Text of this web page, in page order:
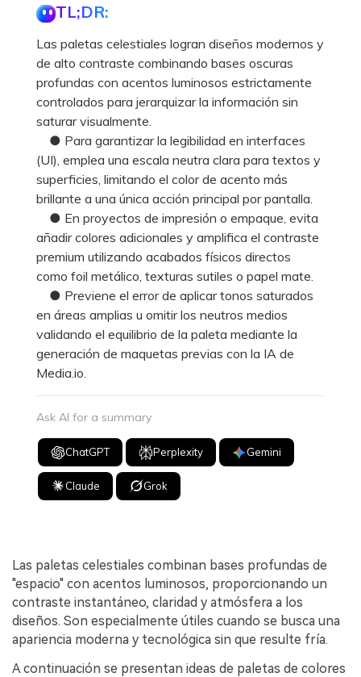
TL;DR:
Las paletas celestiales logran diseños modernos y
de alto contraste combinando bases oscuras
profundas con acentos luminosos estrictamente
controlados para jerarquizar la información sin
saturar visualmente.
● Para garantizar la legibilidad en interfaces
(UI), emplea una escala neutra clara para textos y
superficies, limitando el color de acento más
brillante a una única acción principal por pantalla.
● En proyectos de impresión o empaque, evita
añadir colores adicionales y amplifica el contraste
premium utilizando acabados físicos directos
como foil metálico, texturas sutiles o papel mate.
● Previene el error de aplicar tonos saturados
en áreas amplias u omitir los neutros medios
validando el equilibrio de la paleta mediante la
generación de maquetas previas con la IA de
Media.io.
Ask AI for a summary
ChatGPT Perplexity Gemini
Claude Grok
Las paletas celestiales combinan bases profundas de
"espacio" con acentos luminosos, proporcionando un
contraste instantáneo, claridad y atmósfera a los
diseños. Son especialmente útiles cuando se busca una
apariencia moderna y tecnológica sin que resulte fría.
A continuación se presentan ideas de paletas de colores